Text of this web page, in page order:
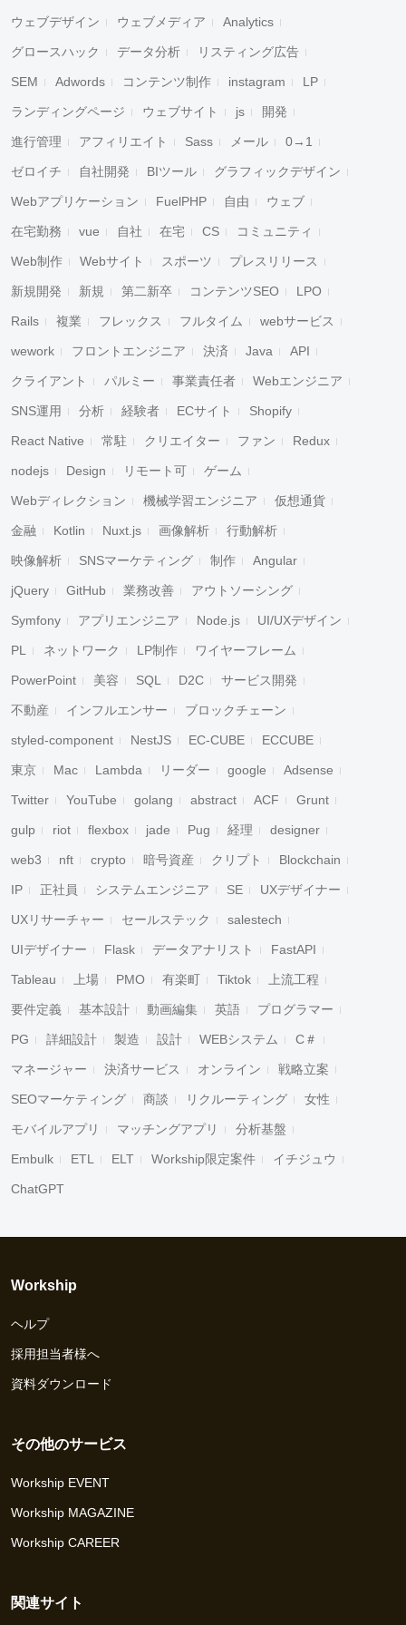
ウェブデザイン ウェブメディア Analytics
グロースハック データ分析 リスティング広告
SEM Adwords コンテンツ制作 instagram LP
ランディングページ ウェブサイト js 開発
進行管理 アフィリエイト Sass メール 0→1
ゼロイチ 自社開発 BIツール グラフィックデザイン
Webアプリケーション FuelPHP 自由 ウェブ
在宅勤務 vue 自社 在宅 CS コミュニティ
Web制作 Webサイト スポーツ プレスリリース
新規開発 新規 第二新卒 コンテンツSEO LPO
Rails 複業 フレックス フルタイム webサービス
wework フロントエンジニア 決済 Java API
クライアント パルミー 事業責任者 Webエンジニア
SNS運用 分析 経験者 ECサイト Shopify
React Native 常駐 クリエイター ファン Redux
nodejs Design リモート可 ゲーム
Webディレクション 機械学習エンジニア 仮想通貨
金融 Kotlin Nuxt.js 画像解析 行動解析
映像解析 SNSマーケティング 制作 Angular
jQuery GitHub 業務改善 アウトソーシング
Symfony アプリエンジニア Node.js UI/UXデザイン
PL ネットワーク LP制作 ワイヤーフレーム
PowerPoint 美容 SQL D2C サービス開発
不動産 インフルエンサー ブロックチェーン
styled-component NestJS EC-CUBE ECCUBE
東京 Mac Lambda リーダー google Adsense
Twitter YouTube golang abstract ACF Grunt
gulp riot flexbox jade Pug 経理 designer
web3 nft crypto 暗号資産 クリプト Blockchain
IP 正社員 システムエンジニア SE UXデザイナー
UXリサーチャー セールステック salestech
UIデザイナー Flask データアナリスト FastAPI
Tableau 上場 PMO 有楽町 Tiktok 上流工程
要件定義 基本設計 動画編集 英語 プログラマー
PG 詳細設計 製造 設計 WEBシステム C＃
マネージャー 決済サービス オンライン 戦略立案
SEOマーケティング 商談 リクルーティング 女性
モバイルアプリ マッチングアプリ 分析基盤
Embulk ETL ELT Workship限定案件 イチジュウ
ChatGPT
Workship
ヘルプ
採用担当者様へ
資料ダウンロード
その他のサービス
Workship EVENT
Workship MAGAZINE
Workship CAREER
関連サイト